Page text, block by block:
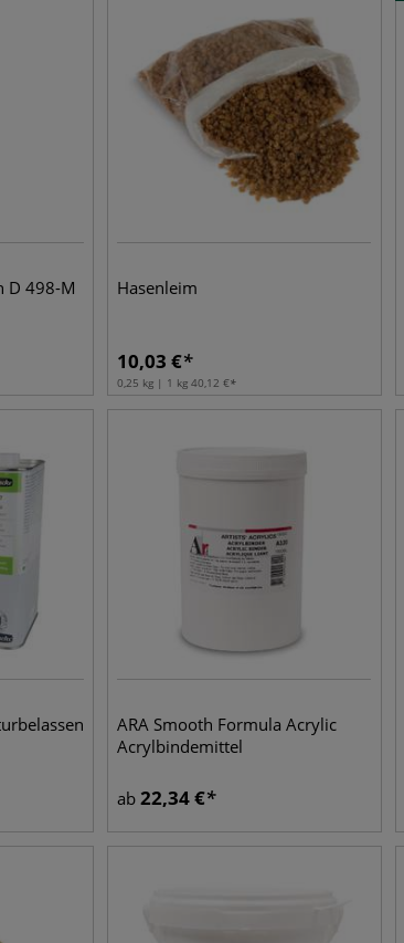
D 498-M
Hasenleim
10,03 €
0,25 kg | 1 kg 40,12 €
ARA Smooth Formula Acrylic
Acrylbindemittel
ab 22,34€